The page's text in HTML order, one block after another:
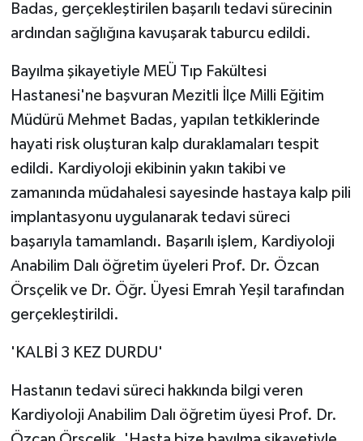
Badas, gerçekleştirilen başarılı tedavi sürecinin
ardından sağlığına kavuşarak taburcu edildi.
Bayılma şikayetiyle MEÜ Tıp Fakültesi
Hastanesi'ne başvuran Mezitli İlçe Milli Eğitim
Müdürü Mehmet Badas, yapılan tetkiklerinde
hayati risk oluşturan kalp duraklamaları tespit
edildi. Kardiyoloji ekibinin yakın takibi ve
zamanında müdahalesi sayesinde hastaya kalp pili
implantasyonu uygulanarak tedavi süreci
başarıyla tamamlandı. Başarılı işlem, Kardiyoloji
Anabilim Dalı öğretim üyeleri Prof. Dr. Özcan
Örsçelik ve Dr. Öğr. Üyesi Emrah Yeşil tarafından
gerçekleştirildi.
'KALBİ 3 KEZ DURDU'
Hastanın tedavi süreci hakkında bilgi veren
Kardiyoloji Anabilim Dalı öğretim üyesi Prof. Dr.